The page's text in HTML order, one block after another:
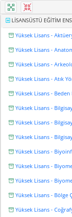
LİSANSÜSTÜ EĞİTİM
Yüksek Lisans -
Yüksek Lisans -
Yüksek Lisans -
Yüksek Lisans - Atık
Yüksek Lisans -
Yüksek Lisans -
Yüksek Lisans -
Yüksek Lisans -
Yüksek Lisans -
Yüksek Lisans -
Yüksek Lisans -
Yüksek Lisans - Bölge
Yüksek Lisans -